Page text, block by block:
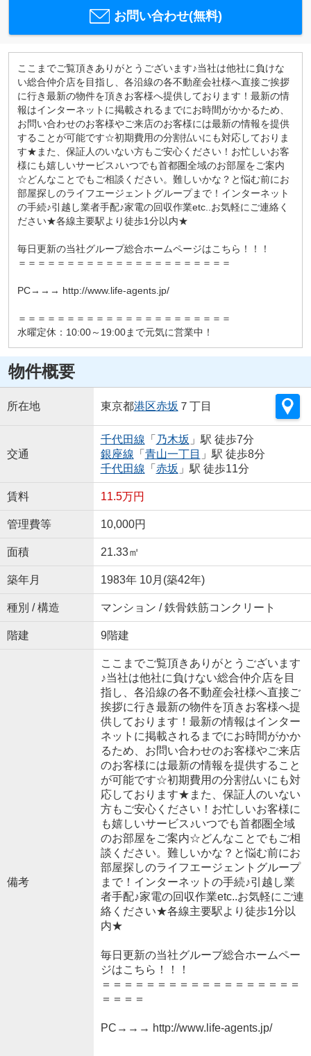
お問い合わせ(無料)
ここまでご覧頂きありがとうございます♪当社は他社に負けな
い総合仲介店を目指し、各沿線の各不動産会社様へ直接ご挨拶
に行き最新の物件を頂きお客様へ提供しております！最新の情
報はインターネットに掲載されるまでにお時間がかかるため、
お問い合わせのお客様やご来店のお客様には最新の情報を提供
することが可能です☆初期費用の分割払いにも対応しておりま
す★また、保証人のいない方もご安心ください！お忙しいお客
様にも嬉しいサービス♪いつでも首都圏全域のお部屋をご案内
☆どんなことでもご相談ください。難しいかな？と悩む前にお
部屋探しのライフエージェントグループまで！インターネット
の手続♪引越し業者手配♪家電の回収作業etc..お気軽にご連絡く
ださい★各線主要駅より徒歩1分以内★
毎日更新の当社グループ総合ホームページはこちら！！！
＝＝＝＝＝＝＝＝＝＝＝＝＝＝＝＝＝＝＝＝＝＝
PC→→→ http://www.life-agents.jp/
＝＝＝＝＝＝＝＝＝＝＝＝＝＝＝＝＝＝＝＝＝＝
水曜定休：10:00～19:00まで元気に営業中！
物件概要
所在地 東京都港区赤坂 ７丁目
交通
千代田線 「 乃木坂 」駅 徒歩7分
銀座線 「 青山一丁目 」駅 徒歩8分
千代田線 「 赤坂 」駅 徒歩11分
賃料 11.5万円
管理費等 10,000円
面積 21.33㎡
築年月 1983年 10月(築42年)
種別 / 構造 マンション / 鉄骨鉄筋コンクリート
階建 9階建
備考
ここまでご覧頂きありがとうございます
♪当社は他社に負けない総合仲介店を目
指し、各沿線の各不動産会社様へ直接ご
挨拶に行き最新の物件を頂きお客様へ提
供しております！最新の情報はインター
ネットに掲載されるまでにお時間がかか
るため、お問い合わせのお客様やご来店
のお客様には最新の情報を提供すること
が可能です☆初期費用の分割払いにも対
応しております★また、保証人のいない
方もご安心ください！お忙しいお客様に
も嬉しいサービス♪いつでも首都圏全域
のお部屋をご案内☆どんなことでもご相
談ください。難しいかな？と悩む前にお
部屋探しのライフエージェントグループ
まで！インターネットの手続♪引越し業
者手配♪家電の回収作業etc..お気軽にご連
絡ください★各線主要駅より徒歩1分以
内★
毎日更新の当社グループ総合ホームペー
ジはこちら！！！
＝＝＝＝＝＝＝＝＝＝＝＝＝＝＝＝＝＝
＝＝＝＝
PC→→→ http://www.life-agents.jp/